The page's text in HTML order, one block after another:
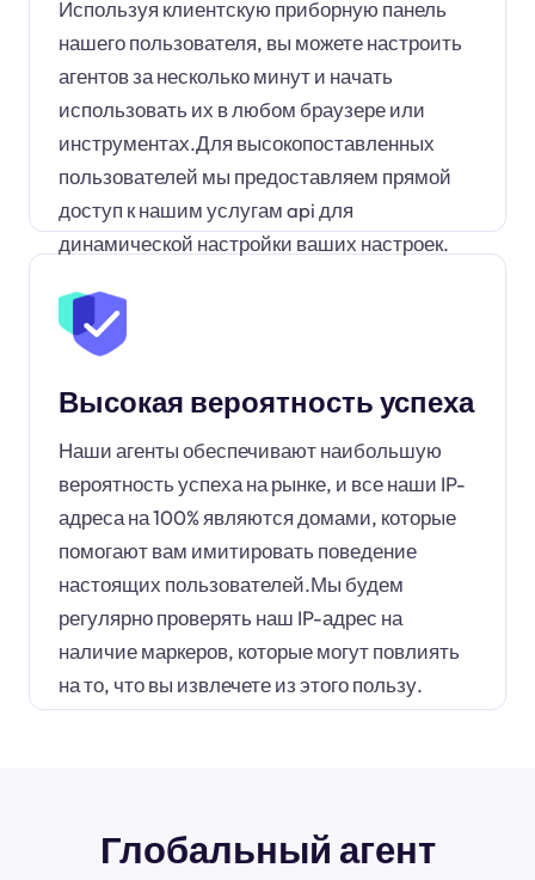
Используя клиентскую приборную панель
нашего пользователя, вы можете настроить
агентов за несколько минут и начать
использовать их в любом браузере или
инструментах.Для высокопоставленных
пользователей мы предоставляем прямой
доступ к нашим услугам api для
динамической настройки ваших настроек.
Высокая вероятность успеха
Наши агенты обеспечивают наибольшую
вероятность успеха на рынке, и все наши IP-
адреса на 100% являются домами, которые
помогают вам имитировать поведение
настоящих пользователей.Мы будем
регулярно проверять наш IP-адрес на
наличие маркеров, которые могут повлиять
на то, что вы извлечете из этого пользу.
Глобальный агент